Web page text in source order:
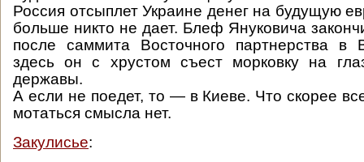
Россия отсыплет Украине денег на будущую
больше никто не дает. Блеф Януковича
после саммита Восточного партнерства в
здесь он с хрустом съест морковку на
державы.
А если не поедет, то — в Киеве. Что скорее
мотаться смысла нет.
Закулисье: